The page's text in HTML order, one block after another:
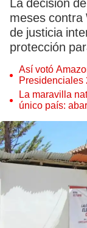
La decisión
meses contra
de justicia
protección
Así votó
Presidenciales
100%
La maravilla
único país: